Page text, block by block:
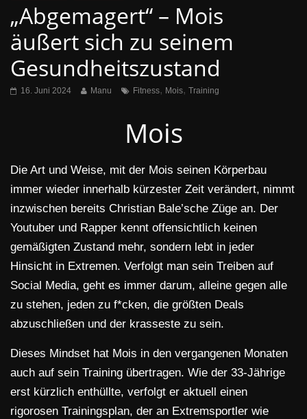
„Abgemagert“ – Mois
äußert sich zu seinem
Gesundheitszustand
16. Juni 2024 Manu Fitness, Mois, Training
Mois
Die Art und Weise, mit der Mois seinen Körperbau
immer wieder innerhalb kürzester Zeit verändert, nimmt
inzwischen bereits Christian Bale’sche Züge an. Der
Youtuber und Rapper kennt offensichtlich keinen
gemäßigten Zustand mehr, sondern lebt in jeder
Hinsicht in Extremen. Verfolgt man sein Treiben auf
Social Media, geht es immer darum, alleine gegen alle
zu stehen, jeden zu f*cken, die größten Deals
abzuschließen und der krasseste zu sein.
Dieses Mindset hat Mois in den vergangenen Monaten
auch auf sein Training übertragen. Wie der 33-Jährige
erst kürzlich enthüllte, verfolgt er aktuell einen
rigorosen Trainingsplan, der an Extremsportler wie